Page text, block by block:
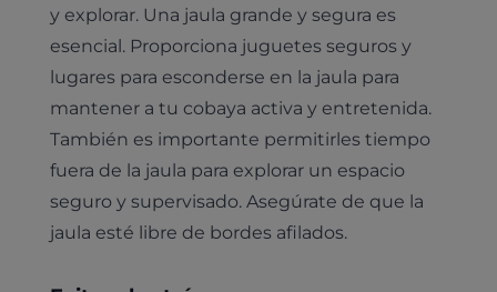
Pruebas diagnósticas
Laboratorio veterinario propio
Ecografía
Pruebas cropológicas
Desparasitación
Esterilización
Vacunación
Medicina general
Odontología
Traumatología
Planes de salud para perros
Todos los planes de salud
¿Quiénes somos?
Comité de expertos veterinarios
Trabaja en Clinicanimal
y explorar. Una jaula grande y segura es
esencial. Proporciona juguetes seguros y
lugares para esconderse en la jaula para
mantener a tu cobaya activa y entretenida.
También es importante permitirles tiempo
fuera de la jaula para explorar un espacio
seguro y supervisado. Asegúrate de que la
jaula esté libre de bordes afilados.